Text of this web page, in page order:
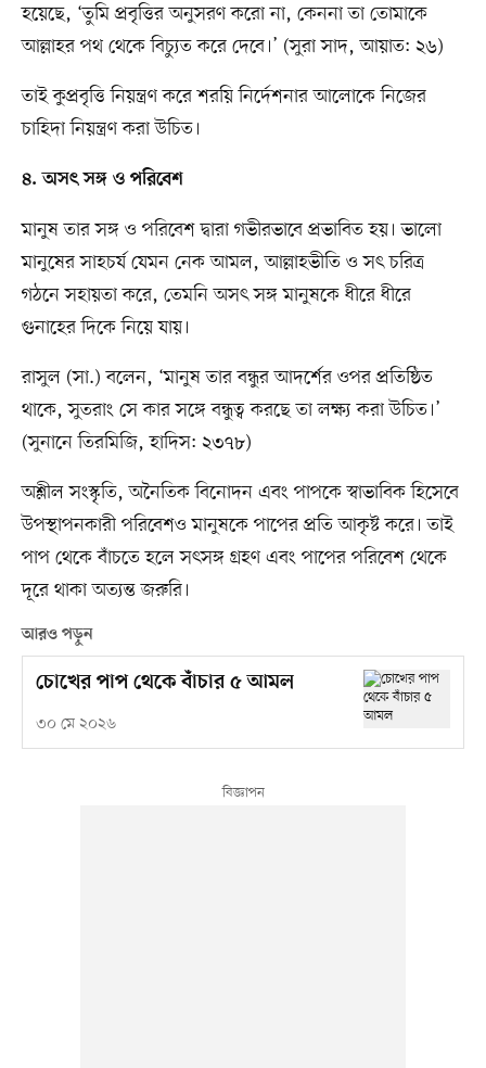
হয়েছে, ‘তুমি প্রবৃত্তির অনুসরণ করো না, কেননা তা তোমাকে
আল্লাহর পথ থেকে বিচ্যুত করে দেবে।’ (সুরা সাদ, আয়াত: ২৬)
তাই কুপ্রবৃত্তি নিয়ন্ত্রণ করে শরয়ি নির্দেশনার আলোকে নিজের
চাহিদা নিয়ন্ত্রণ করা উচিত।
৪. অসৎ সঙ্গ ও পরিবেশ
মানুষ তার সঙ্গ ও পরিবেশ দ্বারা গভীরভাবে প্রভাবিত হয়। ভালো
মানুষের সাহচর্য যেমন নেক আমল, আল্লাহভীতি ও সৎ চরিত্র
গঠনে সহায়তা করে, তেমনি অসৎ সঙ্গ মানুষকে ধীরে ধীরে
গুনাহের দিকে নিয়ে যায়।
রাসুল (সা.) বলেন, ‘মানুষ তার বন্ধুর আদর্শের ওপর প্রতিষ্ঠিত
থাকে, সুতরাং সে কার সঙ্গে বন্ধুত্ব করছে তা লক্ষ্য করা উচিত।’
(সুনানে তিরমিজি, হাদিস: ২৩৭৮)
অশ্লীল সংস্কৃতি, অনৈতিক বিনোদন এবং পাপকে স্বাভাবিক হিসেবে
উপস্থাপনকারী পরিবেশও মানুষকে পাপের প্রতি আকৃষ্ট করে। তাই
পাপ থেকে বাঁচতে হলে সৎসঙ্গ গ্রহণ এবং পাপের পরিবেশ থেকে
দূরে থাকা অত্যন্ত জরুরি।
আরও পড়ুন
চোখের পাপ থেকে বাঁচার ৫ আমল
৩০ মে ২০২৬